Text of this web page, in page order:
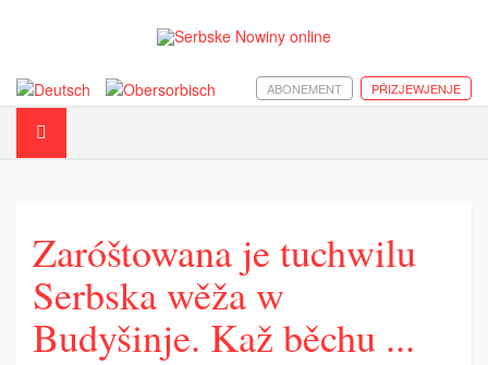
PŘIZJEWJENJE
ABONEMENT
Zaróštowana je tuchwilu
Serbska wěža w
Budyšinje. Kaž běchu ...